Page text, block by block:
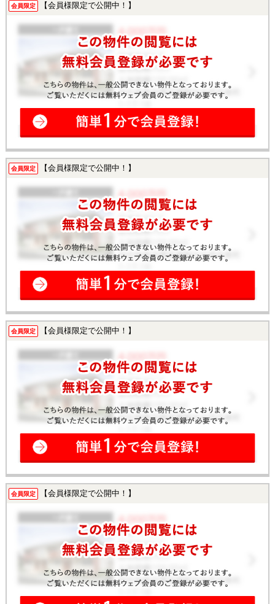
会員限定 【会員様限定で公開中！】
会員限定 【会員様限定で公開中！】
会員限定 【会員様限定で公開中！】
会員限定 【会員様限定で公開中！】